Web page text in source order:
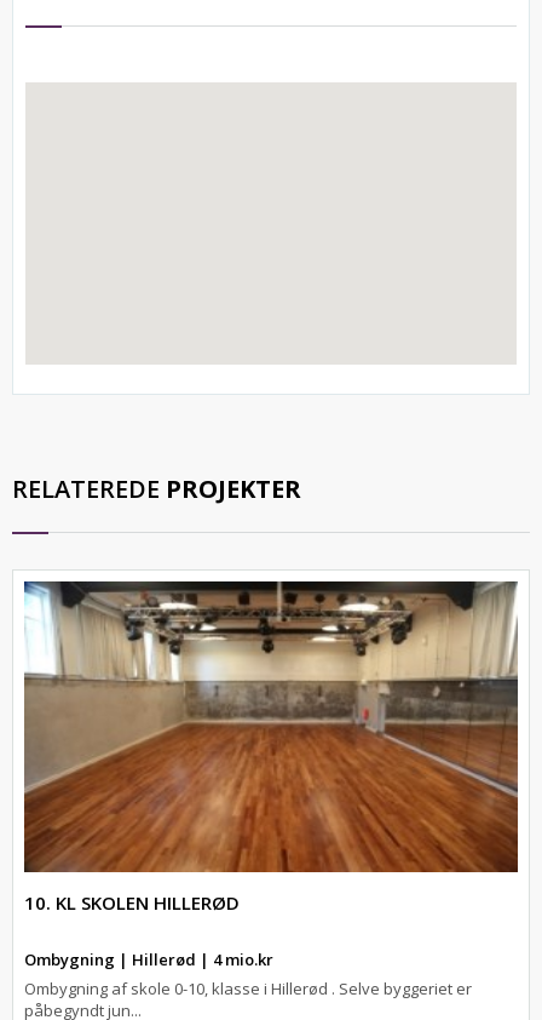
RELATEREDE PROJEKTER
10. KL SKOLEN HILLERØD
Ombygning | Hillerød | 4 mio.kr
Ombygning af skole 0-10, klasse i Hillerød . Selve byggeriet er
påbegyndt jun...